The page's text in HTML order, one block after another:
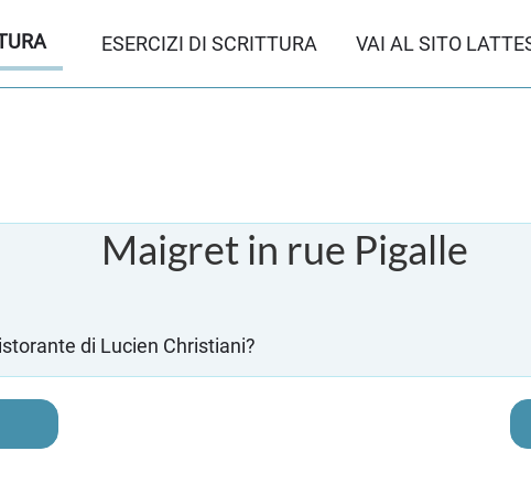
ESERCIZI DI SCRITTURA VAI AL SITO
Maigret in rue Pigalle
di Lucien Christiani?